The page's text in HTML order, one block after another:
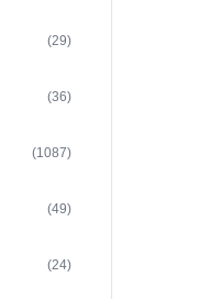
(29)
(36)
(1087)
(49)
(24)